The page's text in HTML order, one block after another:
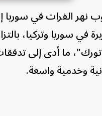
نهر الفرات في
في سوريا وتركيا،
وخدمية واسعة.